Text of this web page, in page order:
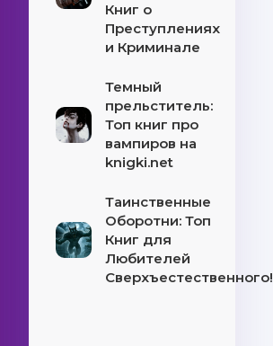
Книг о
Преступлениях
и Криминале
Темный
прельститель:
Топ книг про
вампиров на
knigki.net
Таинственные
Оборотни: Топ
Книг для
Любителей
Сверхъестественного!